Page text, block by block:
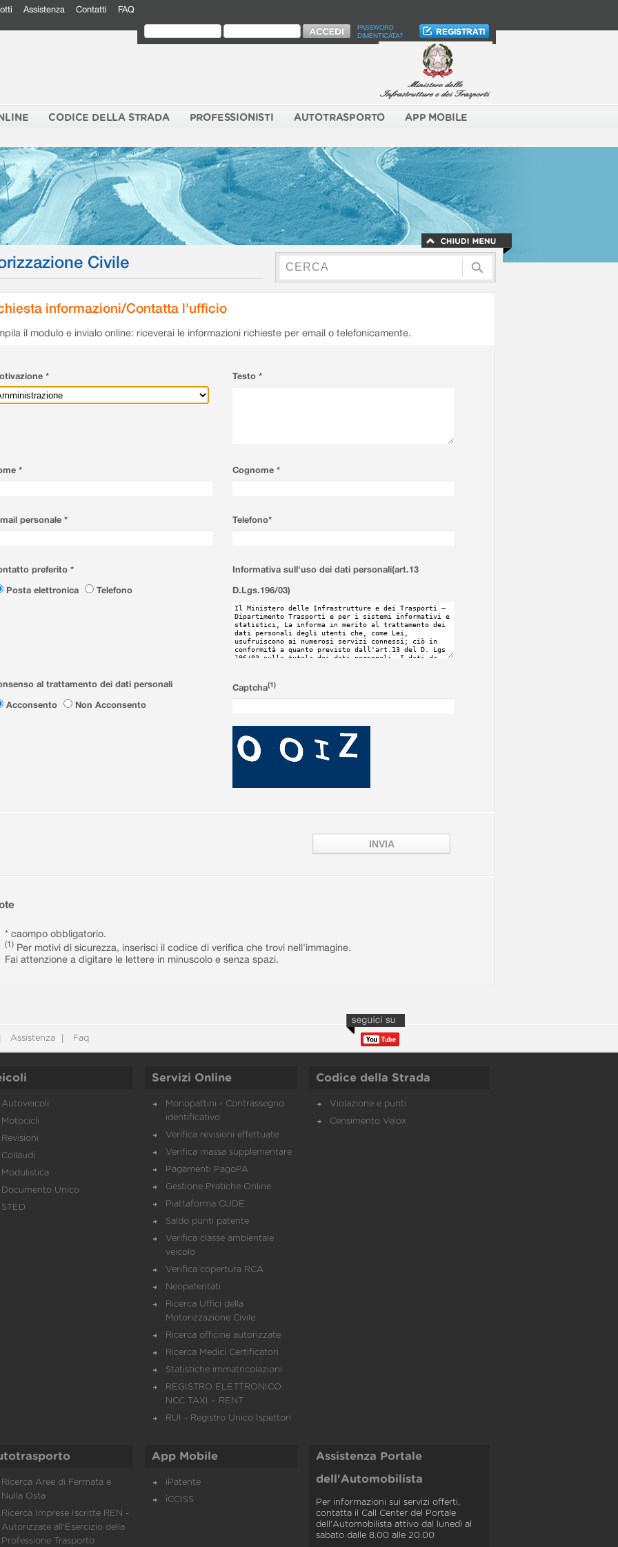
Assistenza Contatti FAQ
PASSWORD
DIMENTICATA?
CODICE DELLA STRADA PROFESSIONISTI AUTOTRASPORTO APP MOBILE
Civile
informazioni/Contatta l'ufficio
il modulo e invialo online: riceverai le informazioni richieste per email o telefonicamente.
* Testo *
* Cognome *
personale * Telefono*
preferito *
Posta elettronica
Telefono
Informativa sull'uso dei dati personali(art.13
D.Lgs.196/03)
al trattamento dei dati personali
Acconsento
Non Acconsento
Captcha(1)
* caompo obbligatorio.
(1) Per motivi di sicurezza, inserisci il codice di verifica che trovi nell'immagine.
Fai attenzione a digitare le lettere in minuscolo e senza spazi.
Assistenza Faq
Autoveicoli
Motocicli
Revisioni
Collaudi
Modulistica
Documento Unico
STED
Servizi Online
Monopattini - Contrassegno
identificativo
Verifica revisioni effettuate
Verifica massa supplementare
Pagamenti PagoPA
Gestione Pratiche Online
Piattaforma CUDE
Saldo punti patente
Verifica classe ambientale
veicolo
Verifica copertura RCA
Neopatentati
Ricerca Uffici della
Motorizzazione Civile
Ricerca officine autorizzate
Ricerca Medici Certificatori
Statistiche immatricolazioni
REGISTRO ELETTRONICO
NCC TAXI – RENT
RUI - Registro Unico Ispettori
Codice della Strada
Violazione e punti
Censimento Velox
Ricerca Aree di Fermata e
Nulla Osta
Ricerca Imprese Iscritte REN -
Autorizzate all'Esercizio della
Professione Trasporto
App Mobile
iPatente
iCCISS
Assistenza Portale
dell'Automobilista
Per informazioni sui servizi offerti,
contatta il Call Center del Portale
dell'Automobilista attivo dal lunedì al
sabato dalle 8.00 alle 20.00